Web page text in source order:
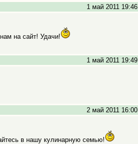
1 май 2011 19:46
на сайт! Удачи!
1 май 2011 19:49
2 май 2011 16:00
в нашу кулинарную семью!